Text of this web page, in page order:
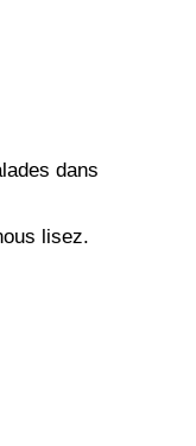
dans
lisez.